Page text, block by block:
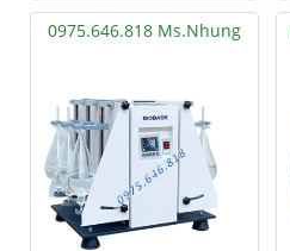
0975.646.818 Ms.Nhung